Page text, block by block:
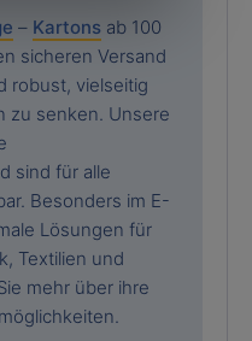
– Kartons ab 100
sicheren Versand
robust, vielseitig
zu senken. Unsere
sind für alle
Besonders im E-
Lösungen für
Textilien und
mehr über ihre